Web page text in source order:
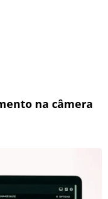
na câmera